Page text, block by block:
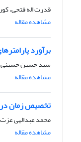
قدرت اله فتحی،
مشاهده مقاله
برآورد
سید حسین حسینی
مشاهده مقاله
تخصیص زمان در
محمد عبدالهی عزت
مشاهده مقاله